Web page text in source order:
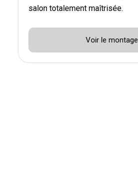
salon totalement maîtrisée.
Voir le montage